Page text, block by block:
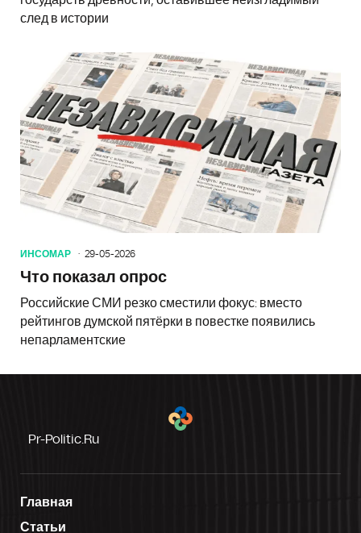
след в истории
ИНСОМАР 29-05-2026
Что показал опрос
Российские СМИ резко сместили фокус: вместо
рейтингов думской пятёрки в повестке появились
непарламентские
Pr-Politic.ru
Главная
Статьи